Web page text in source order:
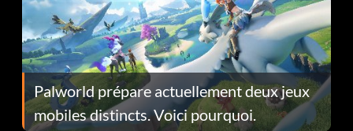
Palworld prépare actuellement deux jeux
mobiles distincts. Voici pourquoi.